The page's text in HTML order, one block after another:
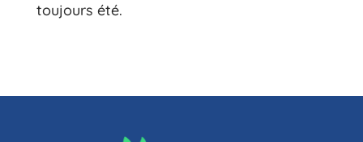
toujours été.